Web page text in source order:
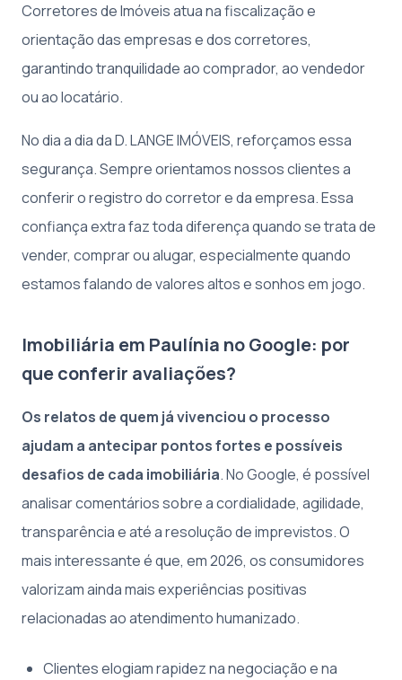
Corretores de Imóveis atua na fiscalização e
orientação das empresas e dos corretores,
garantindo tranquilidade ao comprador, ao vendedor
ou ao locatário.
No dia a dia da D. LANGE IMÓVEIS, reforçamos essa
segurança. Sempre orientamos nossos clientes a
conferir o registro do corretor e da empresa. Essa
confiança extra faz toda diferença quando se trata de
vender, comprar ou alugar, especialmente quando
estamos falando de valores altos e sonhos em jogo.
Imobiliária em Paulínia no Google: por
que conferir avaliações?
Os relatos de quem já vivenciou o processo
ajudam a antecipar pontos fortes e possíveis
desafios de cada imobiliária. No Google, é possível
analisar comentários sobre a cordialidade, agilidade,
transparência e até a resolução de imprevistos. O
mais interessante é que, em 2026, os consumidores
valorizam ainda mais experiências positivas
relacionadas ao atendimento humanizado.
Clientes elogiam rapidez na negociação e na